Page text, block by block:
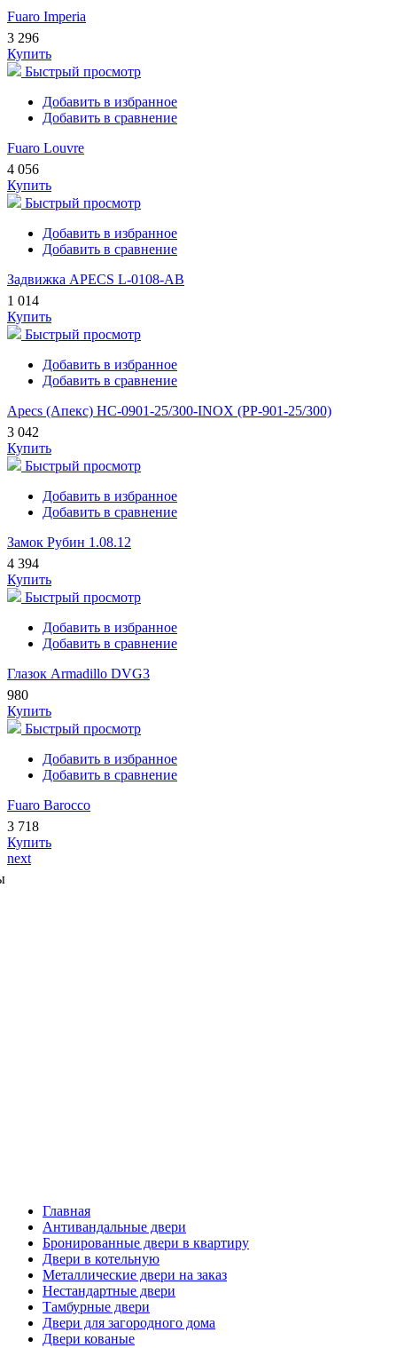
Fuaro Imperia
3 296
Купить
Быстрый просмотр
Добавить в избранное
Добавить в сравнение
Fuaro Louvre
4 056
Купить
Быстрый просмотр
Добавить в избранное
Добавить в сравнение
Задвижка APECS L-0108-AB
1 014
Купить
Быстрый просмотр
Добавить в избранное
Добавить в сравнение
Apecs (Апекс) HC-0901-25/300-INOX (PP-901-25/300)
3 042
Купить
Быстрый просмотр
Добавить в избранное
Добавить в сравнение
Замок Рубин 1.08.12
4 394
Купить
Быстрый просмотр
Добавить в избранное
Добавить в сравнение
Глазок Armadillo DVG3
980
Купить
Быстрый просмотр
Добавить в избранное
Добавить в сравнение
Fuaro Barocco
3 718
Купить
next
Главная
Антивандальные двери
Бронированные двери в квартиру
Двери в котельную
Металлические двери на заказ
Нестандартные двери
Тамбурные двери
Двери для загородного дома
Двери кованые